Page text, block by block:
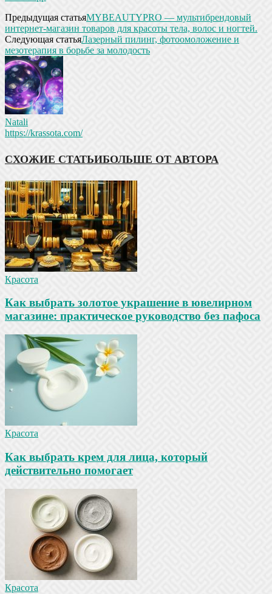
Предыдущая статьяMYBEAUTYPRO — мультибрендовый
интернет-магазин товаров для красоты тела, волос и ногтей.
Следующая статьяЛазерный пилинг, фотоомоложение и
мезотерапия в борьбе за молодость
Natali
https://krassota.com/
СХОЖИЕ СТАТЬИБОЛЬШЕ ОТ АВТОРА
Красота
Как выбрать золотое украшение в ювелирном
магазине: практическое руководство без пафоса
Красота
Как выбрать крем для лица, который
действительно помогает
Красота